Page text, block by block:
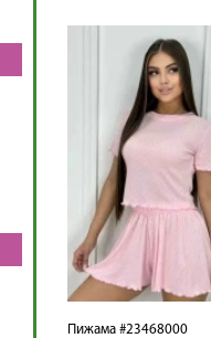
Пижама #23468000